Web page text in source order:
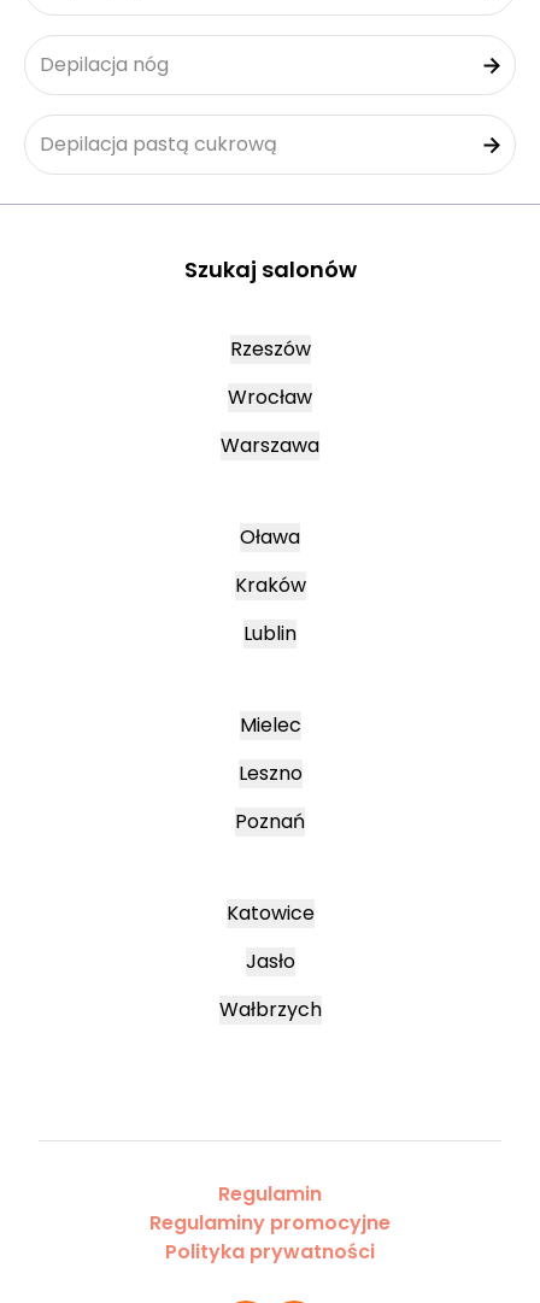
Depilacja nóg
Depilacja pastą cukrową
Szukaj salonów
Rzeszów
Wrocław
Warszawa
Oława
Kraków
Lublin
Mielec
Leszno
Poznań
Katowice
Jasło
Wałbrzych
Regulamin
Regulaminy promocyjne
Polityka prywatności